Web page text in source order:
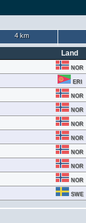
4 km
Land
NOR
ERI
NOR
NOR
NOR
NOR
NOR
NOR
NOR
SWE